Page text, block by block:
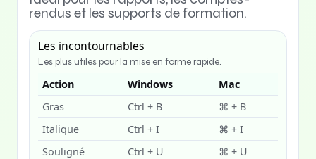
rendus et les supports de formation.
Les incontournables
Les plus utiles pour la mise en forme rapide.
Action Windows
Mac
Gras
Ctrl + B
⌘ + B
Italique
Ctrl + I
⌘ + I
Souligné
Ctrl + U
⌘ + U